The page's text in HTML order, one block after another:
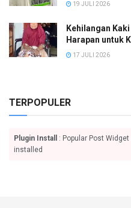
19 JULI 2026
Kehilangan
Harapan untuk
17 JULI 2026
TERPOPULER
Plugin Install
: Popular Post
installed